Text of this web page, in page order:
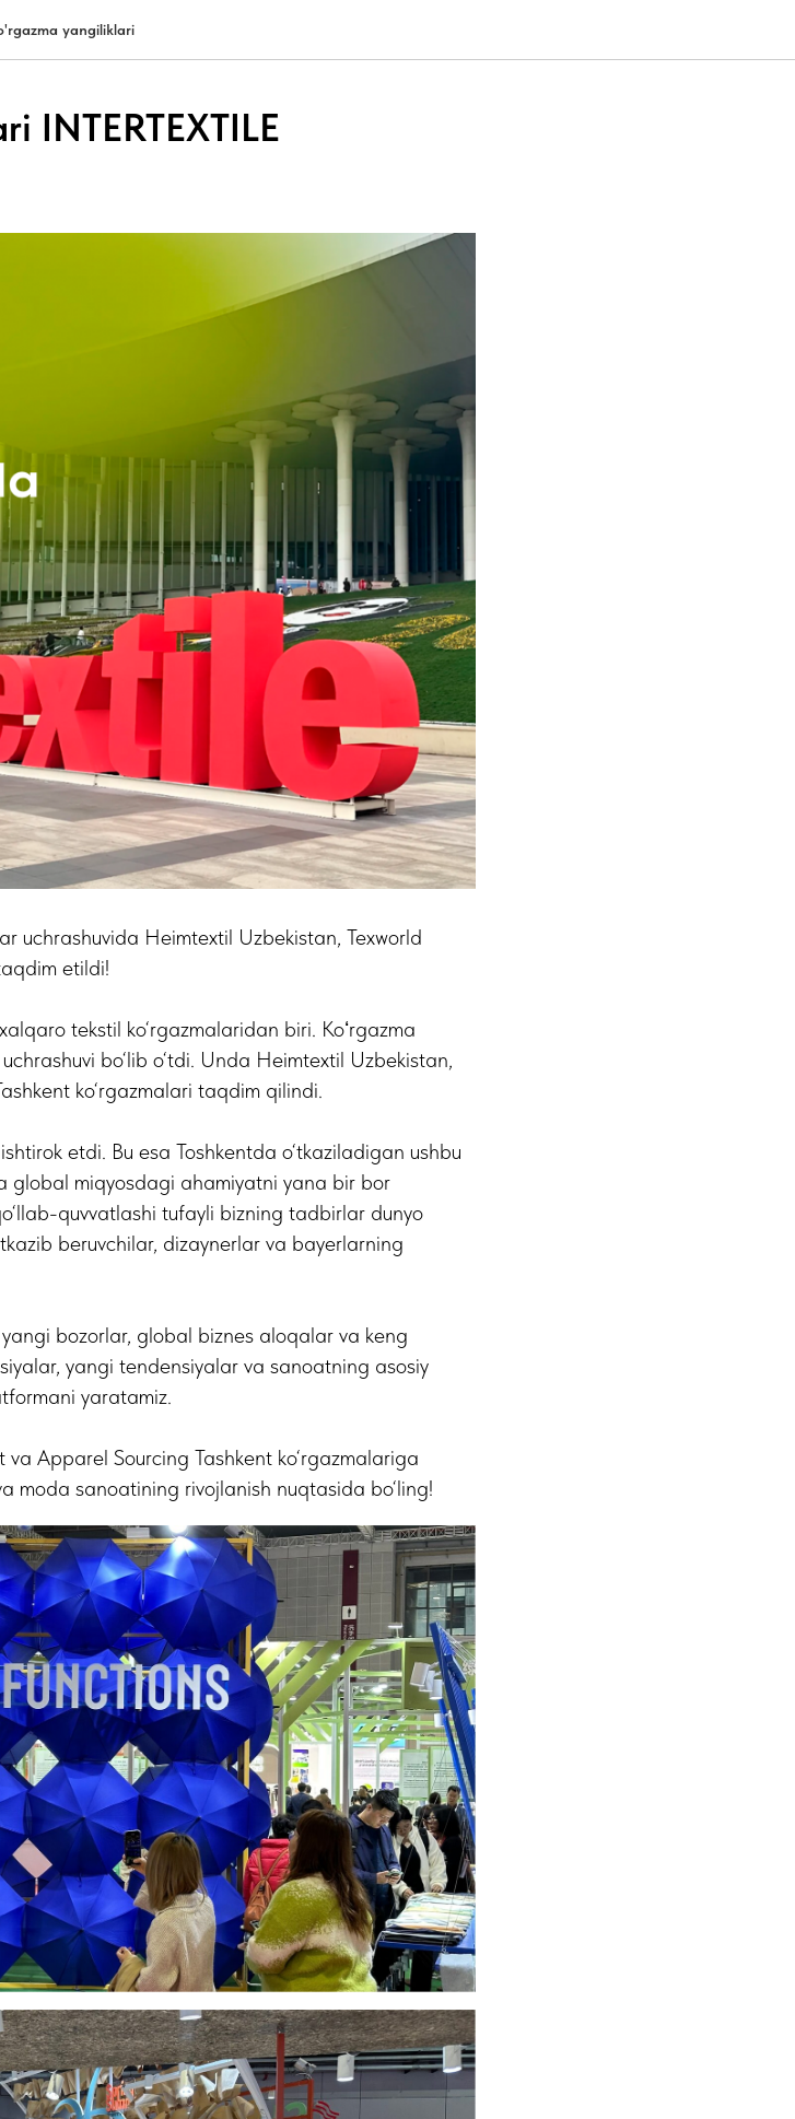
yangiliklari
INTERTEXTILE
uchrashuvida Heimtextil Uzbekistan, Texworld
etildi!
tekstil ko‘rgazmalaridan biri. Koʻrgazma
bo‘lib o‘tdi. Unda Heimtextil Uzbekistan,
ko‘rgazmalari taqdim qilindi.
etdi. Bu esa Toshkentda o‘tkaziladigan ushbu
global miqyosdagi ahamiyatni yana bir bor
quvvatlashi tufayli bizning tadbirlar dunyo
beruvchilar, dizaynerlar va bayerlarning
bozorlar, global biznes aloqalar va keng
yangi tendensiyalar va sanoatning asosiy
yaratamiz.
Apparel Sourcing Tashkent ko‘rgazmalariga
moda sanoatining rivojlanish nuqtasida bo‘ling!